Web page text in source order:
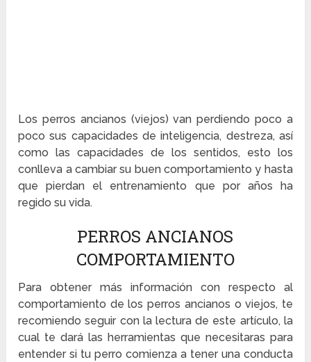
Los perros ancianos (viejos) van perdiendo poco a
poco sus capacidades de inteligencia, destreza, así
como las capacidades de los sentidos, esto los
conlleva a cambiar su buen comportamiento y hasta
que pierdan el entrenamiento que por años ha
regido su vida.
PERROS ANCIANOS
COMPORTAMIENTO
Para obtener más información con respecto al
comportamiento de los perros ancianos o viejos, te
recomiendo seguir con la lectura de este artículo, la
cual te dará las herramientas que necesitaras para
entender si tu perro comienza a tener una conducta